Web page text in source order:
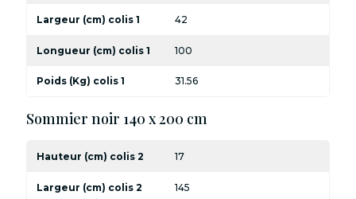
Largeur (cm) colis 1 42
Longueur (cm) colis 1 100
Poids (Kg) colis 1 31.56
Sommier noir 140 x 200 cm
Hauteur (cm) colis 2 17
Largeur (cm) colis 2 145